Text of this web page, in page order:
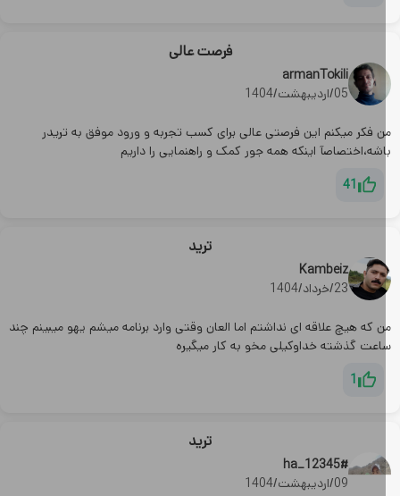
فرصت عالی
armanTokili
05/اردیبهشت/1404
فکر میکنم این فرصتی عالی برای کسب تجربه و ورود موفق به تریدر
اینکه همه جور کمک و راهنمایی را داریم
41
ترید
Kambeiz
23/خرداد/1404
که هیچ علاقه ای نداشتم اما العان وقتی وارد برنامه میشم یهو میبینم چند
گذشته خداوکیلی مخو به کار میگیره
1
ترید
ha_12345#